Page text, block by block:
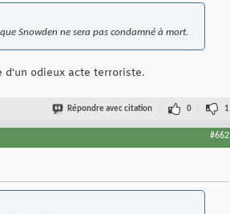
Snowden ne sera pas condamné à mort.
d'un odieux acte terroriste.
Répondre avec citation 0 1
#662